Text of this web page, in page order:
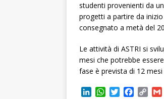
studenti provenienti da
progetti a partire da
consegnato a metà del
Le attività di ASTRI si
mesi che potrebbe
fase è prevista di 12
W
T